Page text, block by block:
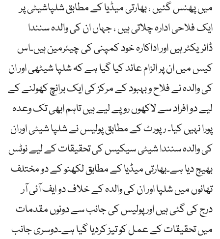
میں پھنس گئیں ، بھارتی میڈیا کے مطابق شلپاشیٹی پر
ایک فلاحی ادارہ چلاتی ہیں ، جہاں ان کی والدہ سنندا
ڈائریکٹر ہیں اور اداکارہ خود کمپنی کی چیئرمین ہیں۔اس
کیس میں ان پر الزام عائد کیا گیا ہے کہ شلپا شیٹھی اور ان
کی والدہ نے فلاح و بہبود کے مرکز کی ایک برانچ کھولنے کے
لیے دو افراد سے لاکھوں روپے لیے ہیں تاہم ابھی تک وعدہ
پورا نہیں کیا۔ رپورٹ کے مطابق پولیس نے شلپا شیٹی اوران
کی والدہ سنندا شیٹی سیکیس کی تحقیقات کے لیے نوٹس
بھیج دیا ہے۔بھارتی میڈیا کے مطابق لکھنو کے دو مختلف
تھانوں میں شلپا اور ان کی والدہ کے خلاف دو ایف آئی آر
درج کی گئی ہیں اور پولیس کی جانب سے دونوں مقدمات
میں تحقیقات کے عمل کو تیز کردیا گیا ہے۔دوسری جانب